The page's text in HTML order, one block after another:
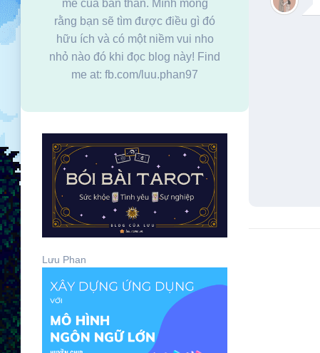
mê của bản thân. Mình mong
rằng bạn sẽ tìm được điều gì đó
hữu ích và có một niềm vui nho
nhỏ nào đó khi đọc blog này! Find
me at: fb.com/luu.phan97
Lưu Phan